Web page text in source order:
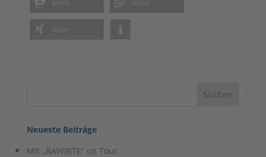
Neueste Beiträge
Mit „RAWBITE“ on Tour